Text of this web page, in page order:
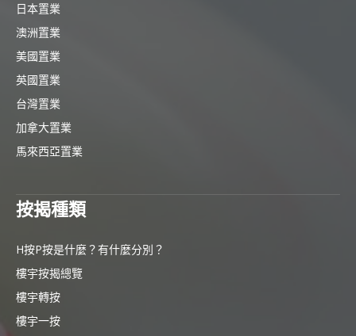
日本置業
澳洲置業
美國置業
英國置業
台灣置業
加拿大置業
馬來西亞置業
按揭種類
H按P按是什麼？有什麼分別？
樓宇按揭總覽
樓宇轉按
樓宇一按